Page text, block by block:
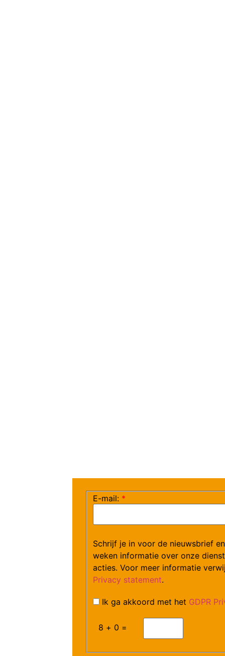
E-mail: *
Schrijf je in voor de nieuwsbrief
weken informatie over onze
acties. Voor meer informatie
Privacy statement.
Ik ga akkoord met het GDPR
8 + 0 =